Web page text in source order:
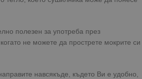
полезен за употреба през
не можете да прострете мокрите си
навсякъде, където Ви е удобно,